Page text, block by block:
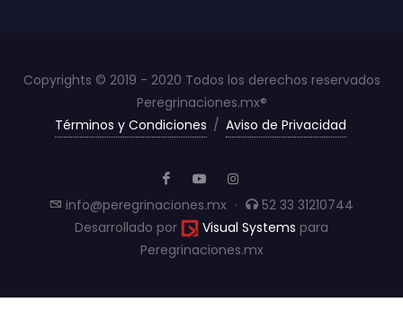
Copyrights © 2019 - 2020 Todos los derechos reservados
Peregrinaciones.mx®
Términos y Condiciones / Aviso de Privacidad
info@peregrinaciones.mx ·
52 33 31210744
Desarrollado por
Visual Systems para
Peregrinaciones.mx